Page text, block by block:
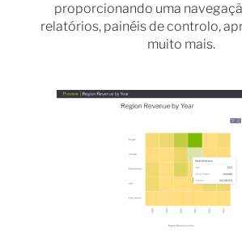
proporcionando uma
relatórios, painéis de controlo,
muito mais.